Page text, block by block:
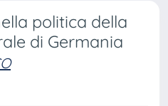
politica della
di Germania